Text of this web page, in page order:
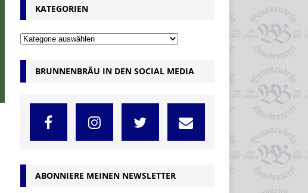
KATEGORIEN
BRUNNENBRÄU IN DEN SOCIAL MEDIA
ABONNIERE MEINEN NEWSLETTER